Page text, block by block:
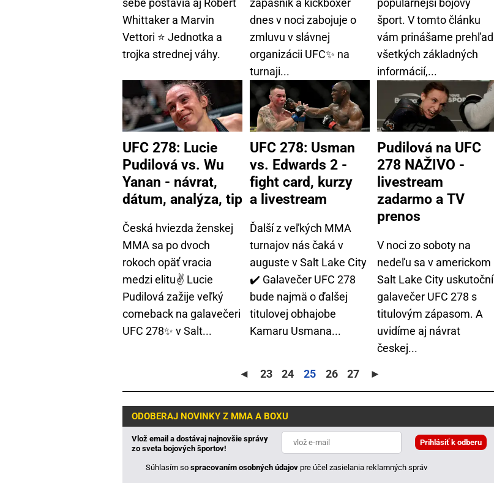
Whittaker a Marvin
Vettori ⭐ Jednotka a
trojka strednej váhy.
dnes v noci zabojuje o
zmluvu v slávnej
organizácii UFC✨ na
turnaji...
šport. V tomto článku
vám prinášame prehľad
všetkých základných
informácií,...
UFC 278: Lucie
Pudilová vs. Wu
Yanan - návrat,
dátum, analýza, tip
Česká hviezda ženskej
MMA sa po dvoch
rokoch opäť vracia
medzi elitu✌ Lucie
Pudilová zažije veľký
comeback na galavečeri
UFC 278✨ v Salt...
UFC 278: Usman
vs. Edwards 2 -
fight card, kurzy
a livestream
Ďalší z veľkých MMA
turnajov nás čaká v
auguste v Salt Lake City
✔️ Galavečer UFC 278
bude najmä o ďalšej
titulovej obhajobe
Kamaru Usmana...
Pudilová na UFC
278 NAŽIVO -
livestream
zadarmo a TV
prenos
V noci zo soboty na
nedeľu sa v americkom
Salt Lake City uskutoční
galavečer UFC 278 s
titulovým zápasom. A
uvidíme aj návrat
českej...
◄
23 24 25 26 27 ►
ODOBERAJ NOVINKY Z MMA A BOXU
Vlož email a dostávaj najnovšie správy
zo sveta bojových športov!
Súhlasím so spracovaním osobných údajov pre účel zasielania reklamných správ